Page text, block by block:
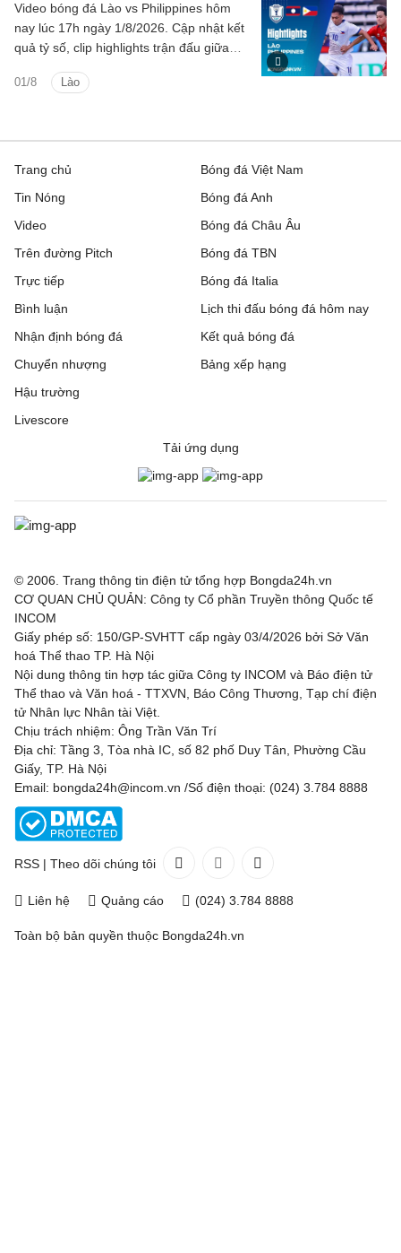
01/8 Lào
Video bóng đá Lào vs Philippines hôm
nay lúc 17h ngày 1/8/2026. Cập nhật kết
quả tỷ số, clip highlights trận đấu giữa
2026).
Trang chủ
Tin Nóng
Video
Trên đường Pitch
Trực tiếp
Bóng đá Việt Nam
Bóng đá Anh
Bóng đá Châu Âu
Bóng đá TBN
Bóng đá Italia
Bình luận
Nhận định bóng đá
Chuyển nhượng
Hậu trường
Livescore
Lịch thi đấu bóng đá hôm nay
Kết quả bóng đá
Bảng xếp hạng
Tải ứng dụng
© 2006. Trang thông tin điện tử tổng hợp Bongda24h.vn
CƠ QUAN CHỦ QUẢN: Công ty Cổ phần Truyền thông Quốc tế
INCOM
Giấy phép số: 150/GP-SVHTT cấp ngày 03/4/2026 bởi Sở Văn
hoá Thể thao TP. Hà Nội
Nội dung thông tin hợp tác giữa Công ty INCOM và Báo điện tử
Thể thao và Văn hoá - TTXVN, Báo Công Thương, Tạp chí điện
tử Nhân lực Nhân tài Việt.
Chịu trách nhiệm: Ông Trần Văn Trí
Địa chỉ: Tầng 3, Tòa nhà IC, số 82 phố Duy Tân, Phường Cầu
Giấy, TP. Hà Nội
Email: bongda24h@incom.vn /Số điện thoại: (024) 3.784 8888
RSS | Theo dõi chúng tôi
Liên hệ Quảng cáo (024) 3.784 8888
Toàn bộ bản quyền thuộc Bongda24h.vn